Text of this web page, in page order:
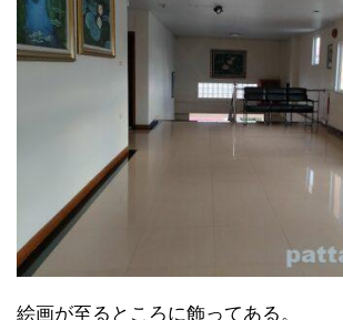
絵画が至るところに飾ってある。